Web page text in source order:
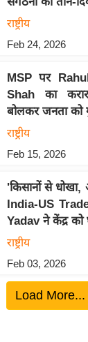
राष्ट्रीय
Feb 24, 2026
MSP पर
Shah का
बोलकर जनता को
राष्ट्रीय
Feb 15, 2026
'किसानों से धोखा,
India-US
Yadav ने केंद्र को
राष्ट्रीय
Feb 03, 2026
Load More...